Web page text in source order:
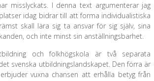
misslyckats. I denna text argumenterar jag
idag bidrar till att forma individualistiska
skall lära sig ta ansvar för sig själv, sina
och inte minst sin anställningsbarhet.
och folkhögskola är två separata
svenska utbildningslandskapet. Den förra är
vuxna chansen att erhålla betyg från